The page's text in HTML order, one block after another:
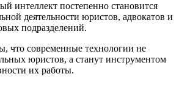
интеллект постепенно становится
деятельности юристов, адвокатов и
подразделений.
что современные технологии не
юристов, а станут инструментом
их работы.